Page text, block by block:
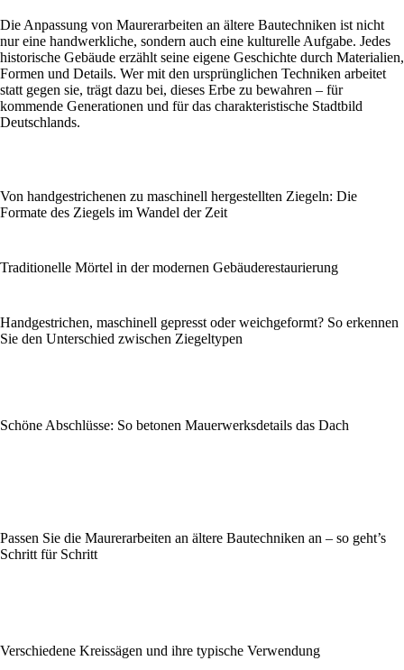
Die Anpassung von Maurerarbeiten an ältere Bautechniken ist nicht
nur eine handwerkliche, sondern auch eine kulturelle Aufgabe. Jedes
historische Gebäude erzählt seine eigene Geschichte durch Materialien,
Formen und Details. Wer mit den ursprünglichen Techniken arbeitet
statt gegen sie, trägt dazu bei, dieses Erbe zu bewahren – für
kommende Generationen und für das charakteristische Stadtbild
Deutschlands.
Von handgestrichenen zu maschinell hergestellten Ziegeln: Die
Formate des Ziegels im Wandel der Zeit
Traditionelle Mörtel in der modernen Gebäuderestaurierung
Handgestrichen, maschinell gepresst oder weichgeformt? So erkennen
Sie den Unterschied zwischen Ziegeltypen
Schöne Abschlüsse: So betonen Mauerwerksdetails das Dach
Passen Sie die Maurerarbeiten an ältere Bautechniken an – so geht’s
Schritt für Schritt
Verschiedene Kreissägen und ihre typische Verwendung